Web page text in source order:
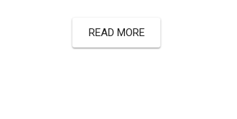
READ MORE